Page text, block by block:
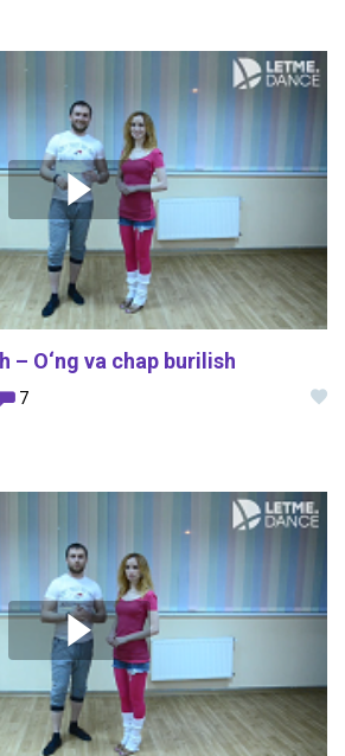
– O‘ng va chap burilish
7